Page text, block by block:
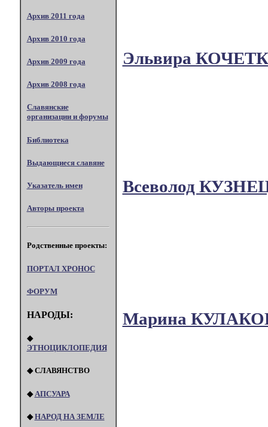
Архив 2011 года
Архив 2010 года
Архив 2009 года
Архив 2008 года
Славянские
организации и форумы
Библиотека
Выдающиеся славяне
Указатель имен
Авторы проекта
Родственные проекты:
ПОРТАЛ XPOHOC
ФОРУМ
НАРОДЫ:
◆
ЭТНОЦИКЛОПЕДИЯ
◆ СЛАВЯНСТВО
◆ АПСУАРА
◆НАРОД НА ЗЕМЛЕ
Эльвира
Всеволод
Марина